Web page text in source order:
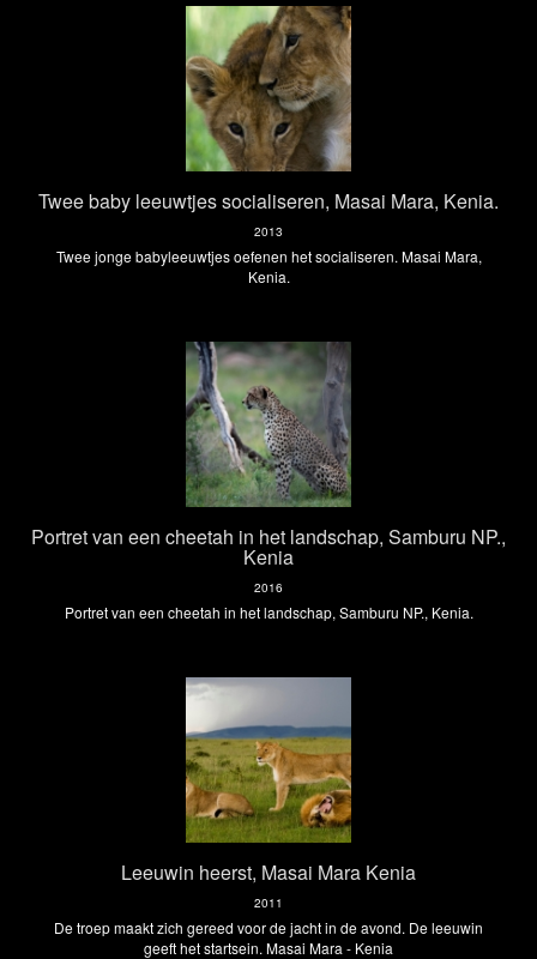
Twee baby leeuwtjes socialiseren, Masai Mara, Kenia.
2013
Twee jonge babyleeuwtjes oefenen het socialiseren. Masai Mara,
Kenia.
Portret van een cheetah in het landschap, Samburu NP.,
Kenia
2016
Portret van een cheetah in het landschap, Samburu NP., Kenia.
Leeuwin heerst, Masai Mara Kenia
2011
De troep maakt zich gereed voor de jacht in de avond. De leeuwin
geeft het startsein. Masai Mara - Kenia